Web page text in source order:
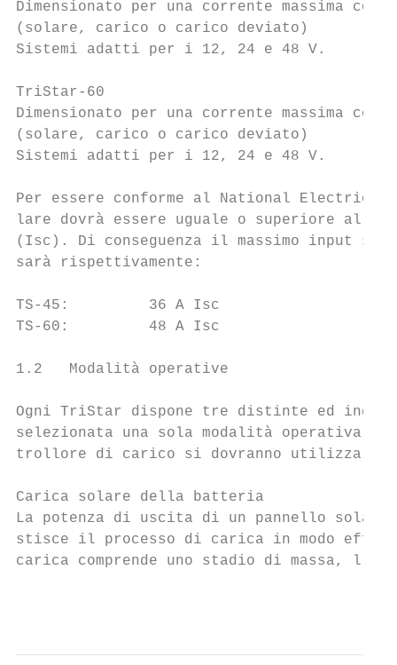
Dimensionato per una corrente massima
(solare, carico o carico deviato)
Sistemi adatti per i 12, 24 e 48 V.
TriStar-60
Dimensionato per una corrente massima
(solare, carico o carico deviato)
Sistemi adatti per i 12, 24 e 48 V.
Per essere conforme al National Electric
lare dovrà essere uguale o superiore al
(Isc). Di conseguenza il massimo input
sarà rispettivamente:
TS-45:         36 A Isc
TS-60:         48 A Isc
1.2   Modalità operative
Ogni TriStar dispone tre distinte ed
selezionata una sola modalità operativa.
trollore di carico si dovranno utilizzare
Carica solare della batteria
La potenza di uscita di un pannello
stisce il processo di carica in modo
carica comprende uno stadio di massa,